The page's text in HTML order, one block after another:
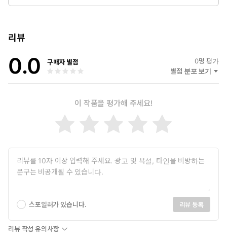
중요성을 인식하는 데 기여할 수 있는 중요한 자료로 자리 잡을 것입
결하고 합리적인 정책 결정을 이끌어내는 방법을 고민해볼 수 있는
『이원집정부제의 이해』는 정치학의 이론과 실제를 아우르며, 이
원집정부제의 다양한 측면을 종합적으로 제시하고 있어 정치학 연구
자, 학생, 그리고 일반 독자들에게도 유익한 자료가 될 것입니다.
*생성형 GPT를 활용하여 제작되었습니다.
리뷰
0.0 구매자 별점 0명 평가
별점 분포 보기
이 작품을 평가해 주세요!
스포일러가 있습니다. 리뷰 등록
리뷰 작성 유의사항